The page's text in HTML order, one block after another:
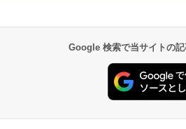
ド、Touch ID -
バー
Google 検索で当サイトの